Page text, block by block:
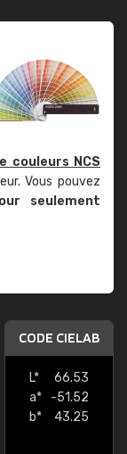
couleurs NCS
Vous pouvez
seulement
CODE CIELAB
L*
66.53
a*
-51.52
b*
43.25